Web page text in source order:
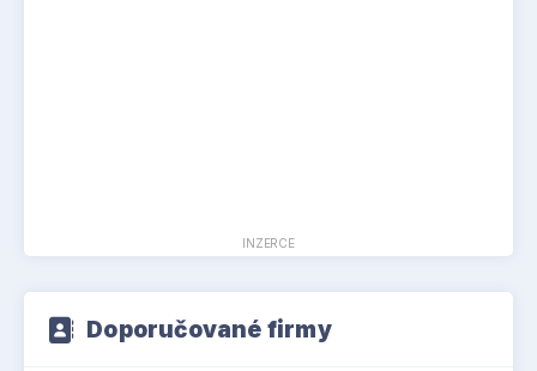
INZERCE
Doporučované firmy